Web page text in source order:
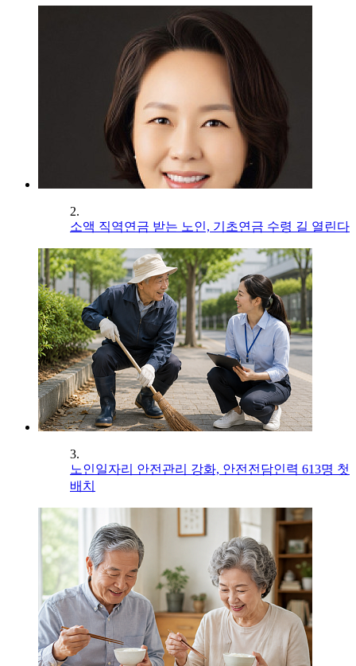
2.
소액 직역연금 받는 노인, 기초연금 수령 길 열린다
3.
노인일자리 안전관리 강화, 안전전담인력 613명 첫
배치